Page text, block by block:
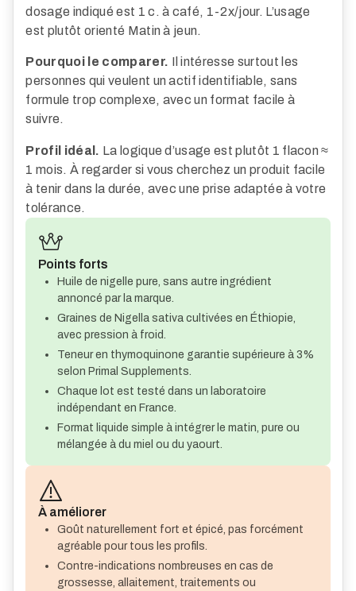
dosage indiqué est 1 c. à café, 1-2x/jour. L’usage
est plutôt orienté Matin à jeun.
Pourquoi le comparer. Il intéresse surtout les
personnes qui veulent un actif identifiable, sans
formule trop complexe, avec un format facile à
suivre.
Profil idéal. La logique d’usage est plutôt 1 flacon ≈
1 mois. À regarder si vous cherchez un produit facile
à tenir dans la durée, avec une prise adaptée à votre
tolérance.
Points forts
Huile de nigelle pure, sans autre ingrédient
annoncé par la marque.
Graines de Nigella sativa cultivées en Éthiopie,
avec pression à froid.
Teneur en thymoquinone garantie supérieure à 3%
selon Primal Supplements.
Chaque lot est testé dans un laboratoire
indépendant en France.
Format liquide simple à intégrer le matin, pure ou
mélangée à du miel ou du yaourt.
À améliorer
Goût naturellement fort et épicé, pas forcément
agréable pour tous les profils.
Contre-indications nombreuses en cas de
grossesse, allaitement, traitements ou